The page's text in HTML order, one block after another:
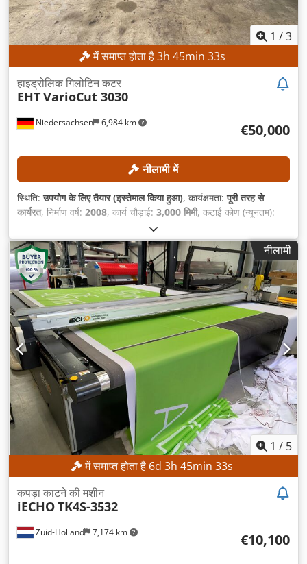
1 /3
में समाप्त होता है3h 45min 30s
Niedersachsen 6,984 km
हाइड्रोलिक गिलोटिन कटर
EHTVarioCut 3030
€50,000
नीलामी में
स्थिति:उपयोग के लिए तैयार (इस्तेमाल किया हुआ), कार्यक्षमता:पूरी तरह से
कार्यरत, निर्माण वर्ष: 2008, कार्य चौड़ाई: 3,000 मिमी, कटाई कोण (न्यूनतम):
30 मिमी
नीलामी
1 / 5
में समाप्त होता है 6d 3h 45min 30s
Zuid-Holland 7,174 km
कपड़ा काटने की मशीन
iECHOTK4S-3532
€10,100